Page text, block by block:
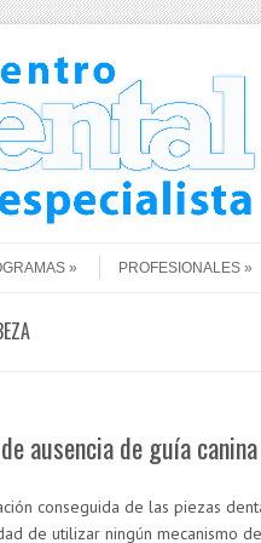
PROFESIONALES
ausencia de guía canina
conseguida de las piezas
de utilizar ningún mecanismo